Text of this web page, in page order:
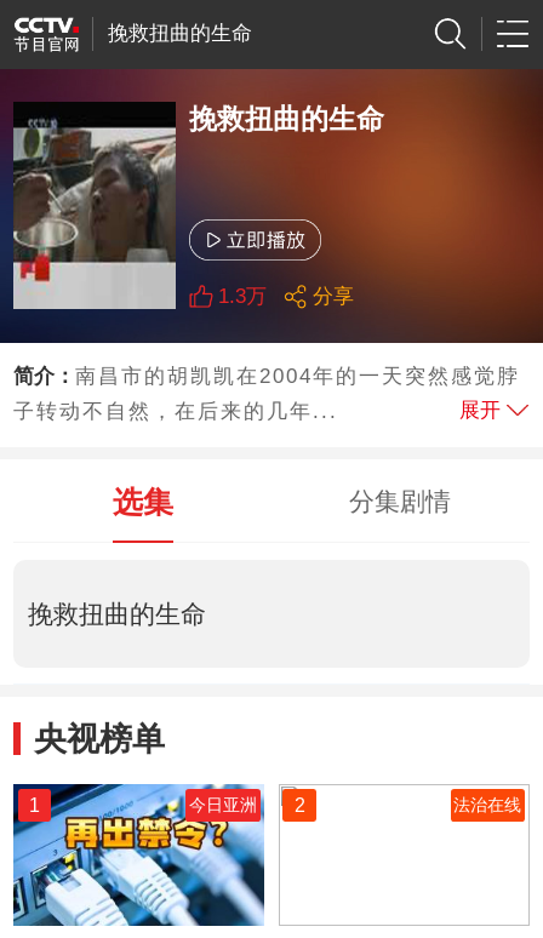
挽救扭曲的生命
挽救扭曲的生命
1.3万 分享
简介：南昌市的胡凯凯在2004年的一天突然感觉脖
子转动不自然，在后来的几年...
展开
选集 分集剧情
挽救扭曲的生命
央视榜单
1 今日亚洲 2 法治在线